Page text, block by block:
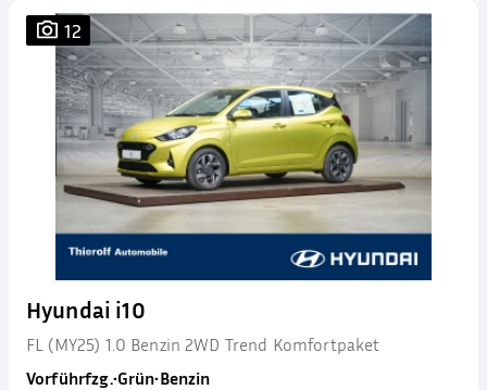
12
Hyundai i10
FL (MY25) 1.0 Benzin 2WD Trend Komfortpaket
Vorführfzg.•Grün•Benzin